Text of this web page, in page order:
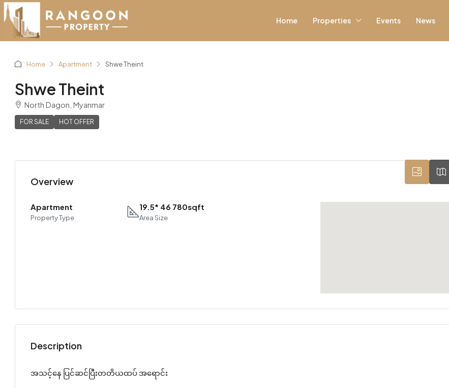
Home Properties Events News
Home Apartment Shwe Theint
Shwe Theint
North Dagon, Myanmar
FOR SALE HOT OFFER
Overview
Apartment
Property Type
19.5* 46 780sqft
Area Size
Description
အသင့်နေ ပြင်ဆင်ပြီးတတိယထပ် အရောင်း